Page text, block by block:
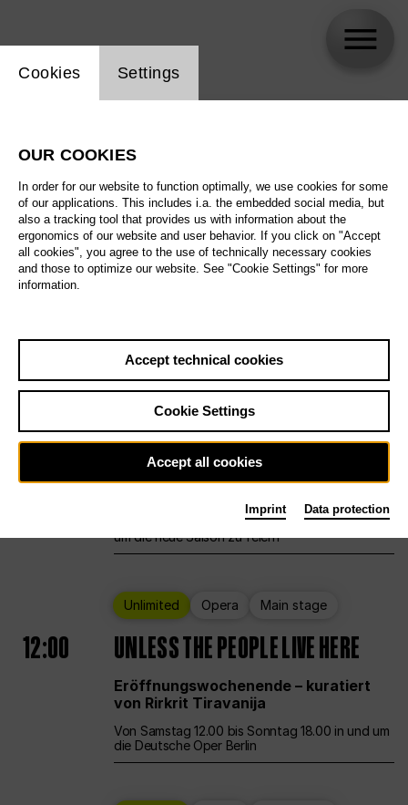
All artistic fields
All locations
All features
Sat29.8.
Ballet Main stage Staatsballett Berlin
12:00 Eröffnungswochenende
Die Deutsche Oper Berlin öffnet ihre Pforten,
um die neue Saison zu feiern
Unlimited Opera Main stage
12:00 UNLESS THE PEOPLE LIVE HERE
Eröffnungswochenende – kuratiert
von Rirkrit Tiravanija
Von Samstag 12.00 bis Sonntag 18.00 in und um
die Deutsche Oper Berlin
Website cookie setting
Cookies Settings
OUR COOKIES
In order for our website to function optimally, we use cookies for some
of our applications. This includes i.a. the embedded social media, but
also a tracking tool that provides us with information about the
ergonomics of our website and user behavior. If you click on "Accept
all cookies", you agree to the use of technically necessary cookies
and those to optimize our website. See "Cookie Settings" for more
information.
Accept technical cookies
Cookie Settings
Accept all cookies
Imprint Data protection